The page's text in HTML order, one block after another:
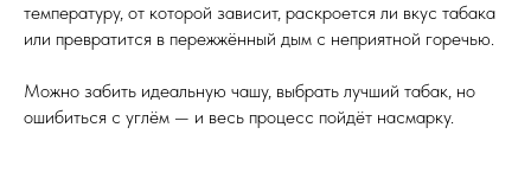
температуру, от которой зависит, раскроется ли вкус табака
или превратится в пережжённый дым с неприятной горечью.
Можно забить идеальную чашу, выбрать лучший табак, но
ошибиться с углём — и весь процесс пойдёт насмарку.